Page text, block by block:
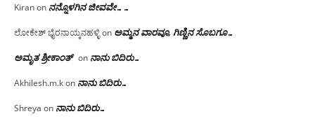
Kiranon ನನ್ನೊಳಗಿನ ಜೀವವೇ……
ಲೋಕೇಶ್ ಭೈರನಾಯ್ಕನಹಳ್ಳಿon ಅಮ್ಮನ ವಾರವೂ, ಗಿಣ್ಣಿನ ಸೊಬಗೂ…
ಅಮೃತ ಶ್ರೀಕಾಂತ್ on ನಾನು ಬಿದಿರು…
Akhilesh.m.kon ನಾನು ಬಿದಿರು…
Shreya on ನಾನು ಬಿದಿರು…